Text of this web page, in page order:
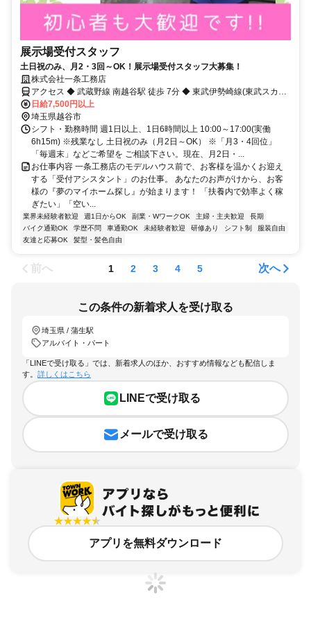
展示場受付スタッフ
土日祝のみ、月2・3回～OK！展示場受付スタッフ大募集！
株式会社一条工務店
アクセス ◆ 武蔵野線 南越谷駅 徒歩 7分 ◆ 東武伊勢崎線(東武スカイ
ツリーライン) 新越谷駅 徒歩 8分 ◆ 東武伊勢崎線(東武スカイツリー
ライン) 蒲生駅 徒歩 16分 ◆ 東武伊勢崎線(東武スカイツリーライン)
越谷駅 車 6分 ◆ 東武伊勢崎線(東武スカイツリーライン) 新田駅 車 9
分
日給7,500円以上
埼玉県越谷市
シフト・勤務時間 週1日以上、1日6時間以上 10:00～17:00(実働
6h15m) ※残業なし 土日祝のみ（月2日～OK） ※「月3・4回位」
「毎週末」などご希望を ご相談下さい。現在、月2日・...
お仕事内容 一条工務店のモデルハウス前で、お客様を温かくお迎え
する「受付アシスタント」のお仕事。 あなたのお声がけから、お客
様の『夢のマイホーム探し』が始まります！ 「扶養内で効率よく稼
ぎたい」「空い...
業界未経験者歓迎 週1日からOK 副業・WワークOK 主婦・主夫歓迎
長期
バイク通勤OK
学歴不問 車通勤OK 未経験者歓迎 研修あり シフト制
服装自由
友達と応募OK
髪型・髪色自由
前へ 1 2 3 4 5 次へ
この条件の新着求人を受け取る
埼玉県 / 蒲生駅
アルバイト・パート
「LINEで受け取る」では、新着求人のほか、おすすめ情報なども配信しま
す。 詳しくはこちら
LINEで受け取る
メールで受け取る
アプリを無料ダウンロード